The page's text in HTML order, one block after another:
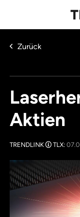
Zurück
Aktien
TRENDLINK TLX: